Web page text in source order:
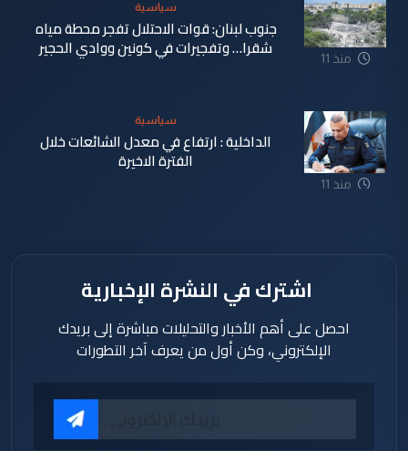
منذ 11
سياسية
جنوب لبنان: قوات الاحتلال تفجر محطة مياه
شقرا… وتفجيرات في كونين ووادي الحجير
منذ 11
سياسية
الداخلية : ارتفاع في معدل الشائعات خلال
الفترة الاخيرة
اشترك في النشرة الإخبارية
احصل على أهم الأخبار والتحليلات مباشرة إلى بريدك
الإلكتروني، وكن أول من يعرف آخر التطورات